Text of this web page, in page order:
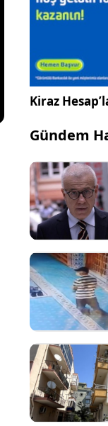
Kiraz
Gündem